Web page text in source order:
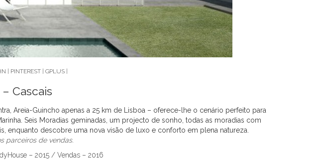
PINTEREST GPLUS
Cascais
Areia-Guincho apenas a 25 km de Lisboa – oferece-lhe o cenário perfeito para
Seis Moradias geminadas, um projecto de sonho, todas as moradias com
enquanto descobre uma nova visão de luxo e conforto em plena natureza.
parceiros de vendas.
– 2015 / Vendas – 2016